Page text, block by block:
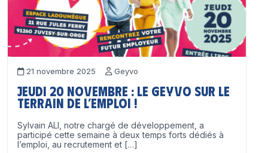
21 novembre 2025 Geyvo
Jeudi 20 novembre : le GEYVO sur le
terrain de l’emploi !
Sylvain ALI, notre chargé de développement, a
participé cette semaine à deux temps forts dédiés à
l’emploi, au recrutement et […]